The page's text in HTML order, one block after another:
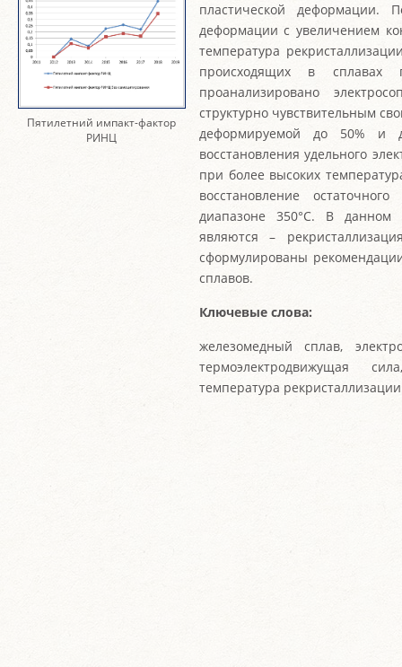
Пятилетний импакт-фактор
РИНЦ
пластической
деформации с увеличением
температура
происходящих в сплавах
проанализировано
структурно чувствительным
деформируемой до 50% и
восстановления удельного
при более высоких
восстановление
диапазоне 350°C. В данном
являются –
сформулированы
сплавов.
Ключевые слова:
железомедный сплав,
термоэлектродвижущая
температура рекристаллизации